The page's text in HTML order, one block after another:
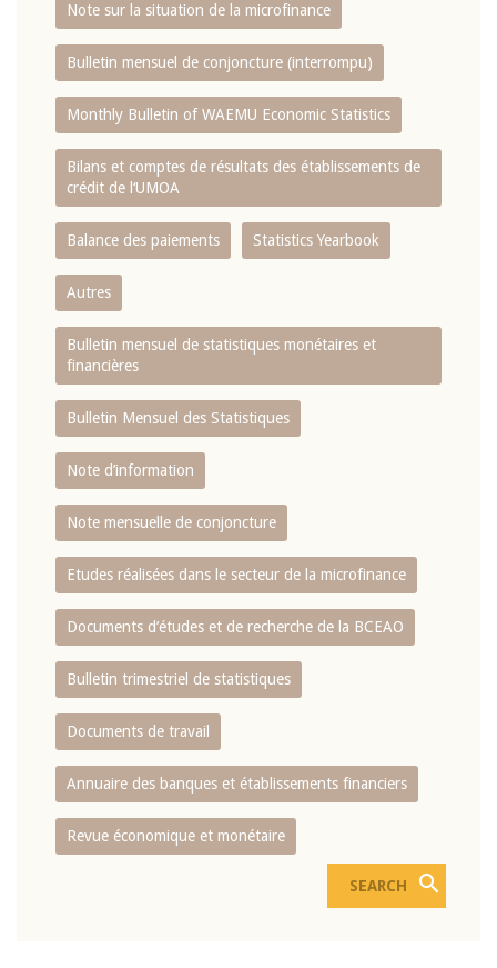
Note sur la situation de la microfinance
Bulletin mensuel de conjoncture (interrompu)
Monthly Bulletin of WAEMU Economic Statistics
Bilans et comptes de résultats des établissements de
crédit de l‘UMOA
Balance des paiements Statistics Yearbook
Autres
Bulletin mensuel de statistiques monétaires et
financières
Bulletin Mensuel des Statistiques
Note d’information
Note mensuelle de conjoncture
Etudes réalisées dans le secteur de la microfinance
Documents d’études et de recherche de la BCEAO
Bulletin trimestriel de statistiques
Documents de travail
Annuaire des banques et établissements financiers
Revue économique et monétaire